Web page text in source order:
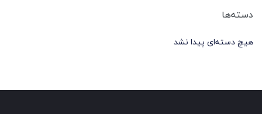
دسته‌ها
هیچ دسته‌ای پیدا نشد